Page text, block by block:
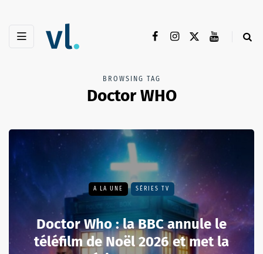
BROWSING TAG
Doctor WHO
A LA UNE SÉRIES TV
Doctor Who : la BBC annule le
téléfilm de Noël 2026 et met la